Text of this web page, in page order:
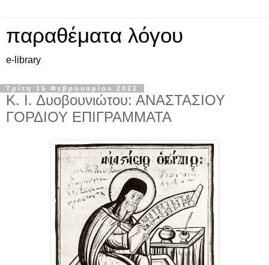
παραθέματα λόγου
e-library
Τρίτη 15 Φεβρουαρίου 2022
Κ. Ι. Δυοβουνιώτου: ΑΝΑΣΤΑΣΙΟΥ
ΓΟΡΔΙΟΥ ΕΠΙΓΡΑΜΜΑΤΑ